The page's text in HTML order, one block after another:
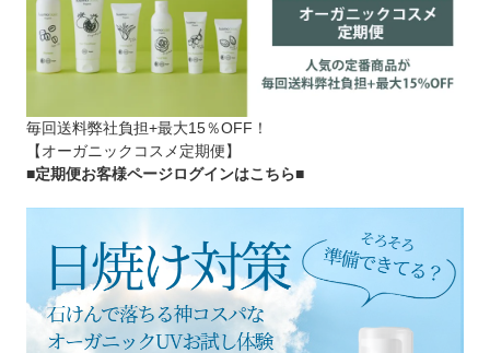
毎回送料弊社負担+最大15％OFF！
【オーガニックコスメ定期便】
■定期便お客様ページログインはこちら■